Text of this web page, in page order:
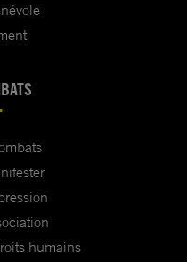
humains